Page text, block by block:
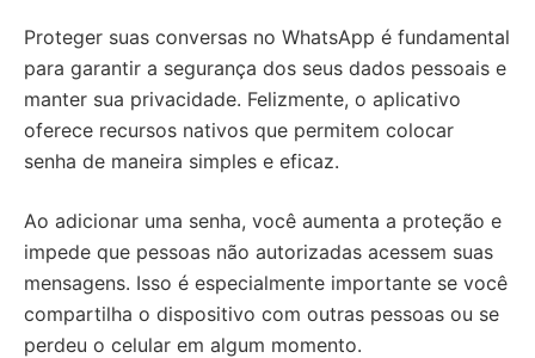
Proteger suas conversas no WhatsApp é fundamental
para garantir a segurança dos seus dados pessoais e
manter sua privacidade. Felizmente, o aplicativo
oferece recursos nativos que permitem colocar
senha de maneira simples e eficaz.
Ao adicionar uma senha, você aumenta a proteção e
impede que pessoas não autorizadas acessem suas
mensagens. Isso é especialmente importante se você
compartilha o dispositivo com outras pessoas ou se
perdeu o celular em algum momento.